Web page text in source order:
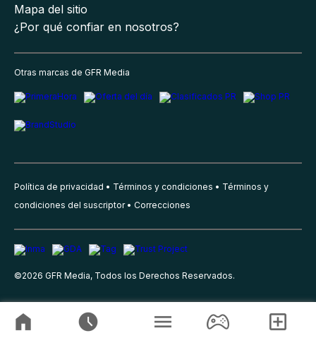
Mapa del sitio
¿Por qué confiar en nosotros?
Otras marcas de GFR Media
Política de privacidad Términos y condiciones
Términos y
condiciones del suscriptor
Correcciones
©2026 GFR Media, Todos los Derechos Reservados.